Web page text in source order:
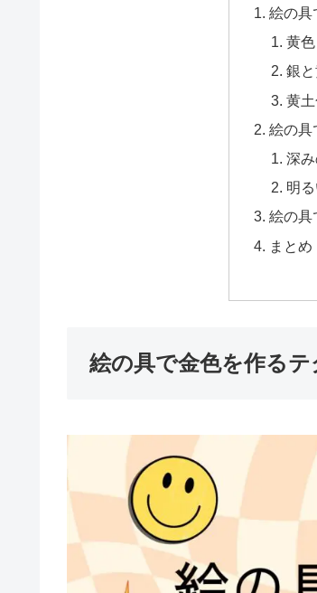
絵の具
黄
銀
黄
絵の具
深
明
絵の具
まと
絵の具で金色を作るテ